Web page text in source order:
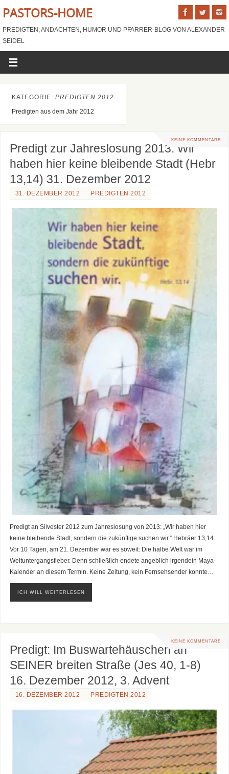
PASTORS-HOME
PREDIGTEN, ANDACHTEN, HUMOR UND PFARRER-BLOG VON ALEXANDER
SEIDEL
KATEGORIE: PREDIGTEN 2012
Predigten aus dem Jahr 2012
KEINE KOMMENTARE
Predigt zur Jahreslosung 2013: Wir
haben hier keine bleibende Stadt (Hebr
13,14) 31. Dezember 2012
31. DEZEMBER 2012 PREDIGTEN 2012
Predigt an Silvester 2012 zum Jahreslosung von 2013: „Wir haben hier
keine bleibende Stadt, sondern die zukünftige suchen wir.” Hebräer 13,14
Vor 10 Tagen, am 21. Dezember war es soweit: Die halbe Welt war im
Weltuntergangsfieber. Denn schließlich endete angeblich irgendein Maya-
Kalender an diesem Termin. Keine Zeitung, kein Fernsehsender konnte…
ICH WILL WEITERLESEN
KEINE KOMMENTARE
Predigt: Im Buswartehäuschen an
SEINER breiten Straße (Jes 40, 1-8)
16. Dezember 2012, 3. Advent
16. DEZEMBER 2012 PREDIGTEN 2012